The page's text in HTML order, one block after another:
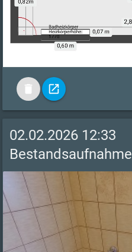
delete open_in_new
02.02.2026 12:33
Bestandsaufnahme